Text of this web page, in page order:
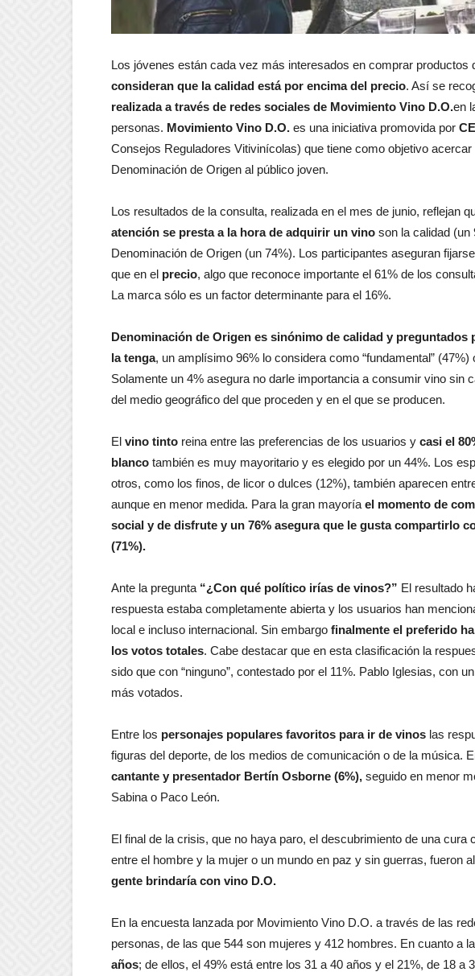
Los jóvenes están cada vez más interesados en comprar productos
consideran que la calidad está por encima del precio. Así se
realizada a través de redes sociales de Movimiento Vino D.O.en
personas. Movimiento Vino D.O. es una iniciativa promovida por
Consejos Reguladores Vitivinícolas) que tiene como objetivo
Denominación de Origen al público joven.
Los resultados de la consulta, realizada en el mes de junio, reflejan
atención se presta a la hora de adquirir un vino son la calidad (un
Denominación de Origen (un 74%). Los participantes aseguran
que en el precio, algo que reconoce importante el 61% de los
La marca sólo es un factor determinante para el 16%.
Denominación de Origen es sinónimo de calidad y preguntados
la tenga, un amplísimo 96% lo considera como “fundamental” (47%)
Solamente un 4% asegura no darle importancia a consumir vino sin
del medio geográfico del que proceden y en el que se producen.
El vino tinto reina entre las preferencias de los usuarios y casi el
blanco también es muy mayoritario y es elegido por un 44%. Los
otros, como los finos, de licor o dulces (12%), también aparecen
aunque en menor medida. Para la gran mayoría el momento de
social y de disfrute y un 76% asegura que le gusta compartirlo
(71%).
Ante la pregunta “¿Con qué político irías de vinos?” El resultado
respuesta estaba completamente abierta y los usuarios han
local e incluso internacional. Sin embargo finalmente el preferido
los votos totales. Cabe destacar que en esta clasificación la
sido que con “ninguno”, contestado por el 11%. Pablo Iglesias, con
más votados.
Entre los personajes populares favoritos para ir de vinos las
figuras del deporte, de los medios de comunicación o de la música.
cantante y presentador Bertín Osborne (6%), seguido en menor
Sabina o Paco León.
El final de la crisis, que no haya paro, el descubrimiento de una cura
entre el hombre y la mujer o un mundo en paz y sin guerras, fueron
gente brindaría con vino D.O.
En la encuesta lanzada por Movimiento Vino D.O. a través de las
personas, de las que 544 son mujeres y 412 hombres. En cuanto a
años; de ellos, el 49% está entre los 31 a 40 años y el 21%, de 18 a